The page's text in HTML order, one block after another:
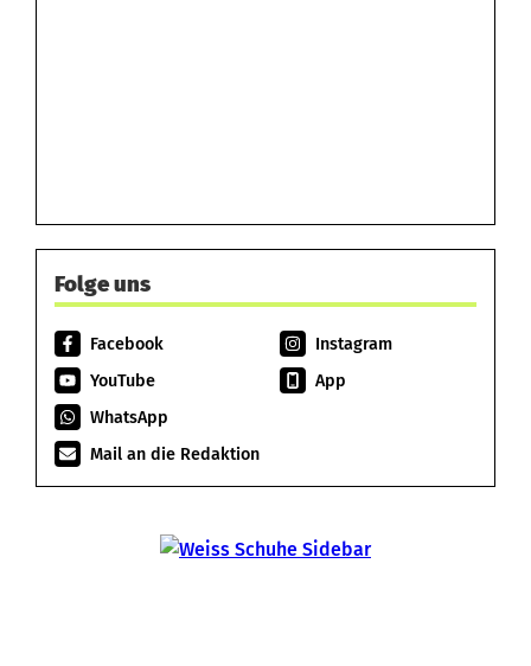
Folge uns
Facebook
Instagram
YouTube
App
WhatsApp
Mail an die Redaktion